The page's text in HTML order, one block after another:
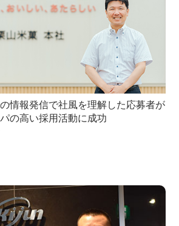
情報発信で社風を理解した応募者が
の高い採用活動に成功